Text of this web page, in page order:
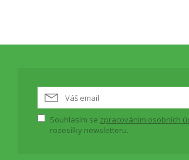
Souhlasím se zpracováním osobních
rozesílky newsletteru.